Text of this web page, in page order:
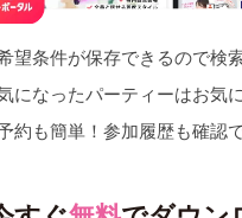
望条件が保存できるので検
になったパーティーはお気
約も簡単！参加履歴も確認